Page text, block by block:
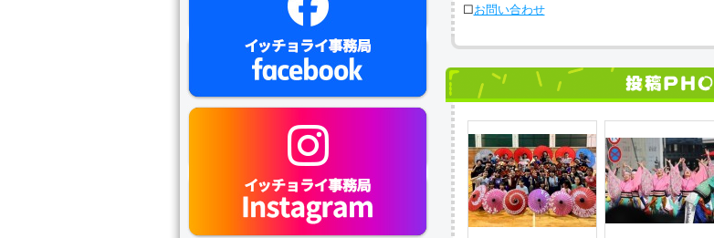
☐お問い合わせ